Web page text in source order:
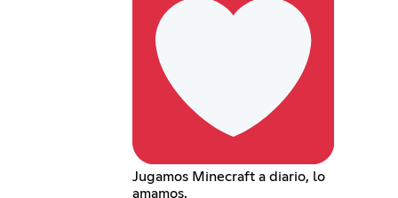
Jugamos Minecraft a diario, lo
amamos.